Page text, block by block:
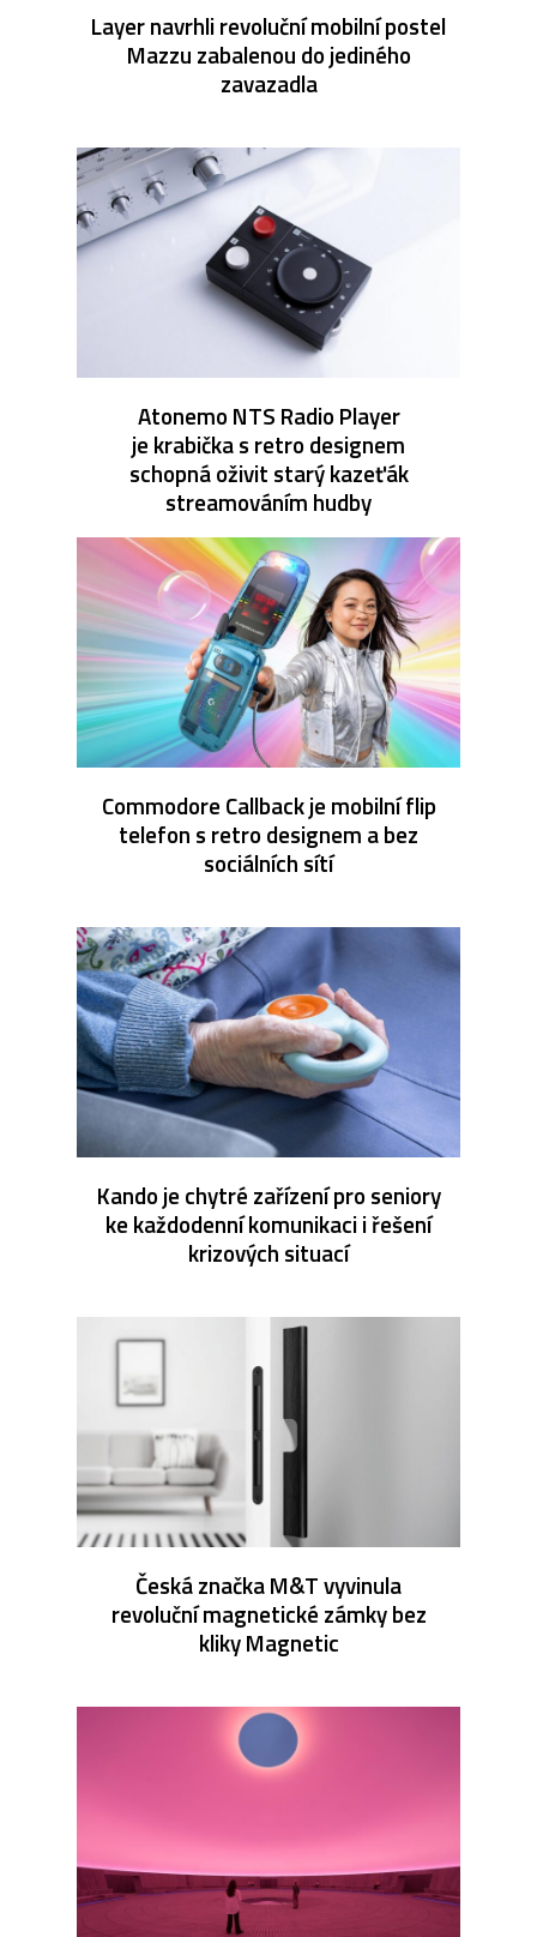
Layer navrhli revoluční mobilní postel
Mazzu zabalenou do jediného
zavazadla
Atonemo NTS Radio Player
je krabička s retro designem
schopná oživit starý kazeťák
streamováním hudby
Commodore Callback je mobilní flip
telefon s retro designem a bez
sociálních sítí
Kando je chytré zařízení pro seniory
ke každodenní komunikaci i řešení
krizových situací
Česká značka M&T vyvinula
revoluční magnetické zámky bez
kliky Magnetic